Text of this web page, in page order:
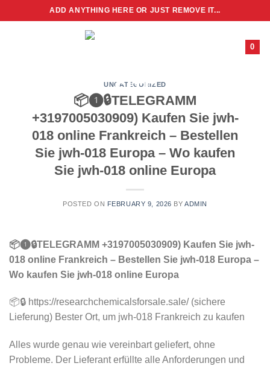
to
ADD ANYTHING HERE OR JUST REMOVE IT...
0
UNCATEGORIZED
📦❶🔒TELEGRAMM
+3197005030909) Kaufen Sie jwh-
018 online Frankreich – Bestellen
Sie jwh-018 Europa – Wo kaufen
Sie jwh-018 online Europa
POSTED ON FEBRUARY 9, 2026 BY ADMIN
📦❶🔒TELEGRAMM +3197005030909) Kaufen Sie jwh-
018 online Frankreich – Bestellen Sie jwh-018 Europa –
Wo kaufen Sie jwh-018 online Europa
📦🔒 https://researchchemicalsforsale.sale/ (sichere
Lieferung) Bester Ort, um jwh-018 Frankreich zu kaufen
Alles wurde genau wie vereinbart geliefert, ohne
Probleme. Der Lieferant erfüllte alle Anforderungen und